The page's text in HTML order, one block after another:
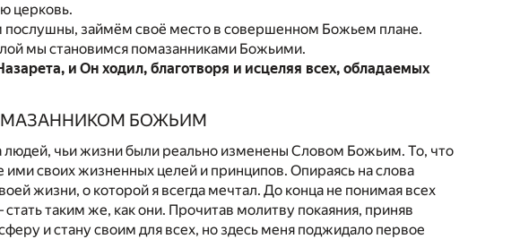
церковь.
послушны, займём своё место в совершенном Божьем плане.
мы становимся помазанниками Божьими.
и Он ходил, благотворя и исцеляя всех, обладаемых
БОЖЬИМ
людей, чьи жизни были реально изменены Словом Божьим. То, что
своих жизненных целей и принципов. Опираясь на слова
жизни, о которой я всегда мечтал. До конца не понимая всех
таким же, как они. Прочитав молитву покаяния, приняв
и стану своим для всех, но здесь меня поджидало первое